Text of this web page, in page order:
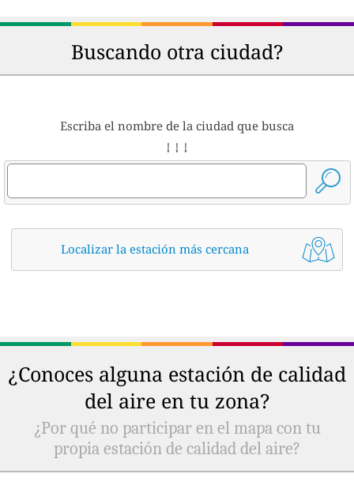
Buscando otra ciudad?
Escriba el nombre de la ciudad que busca
↓ ↓ ↓
Localizar la estación más cercana
¿Conoces alguna estación de calidad
del aire en tu zona?
¿Por qué no participar en el mapa con tu
propia estación de calidad del aire?